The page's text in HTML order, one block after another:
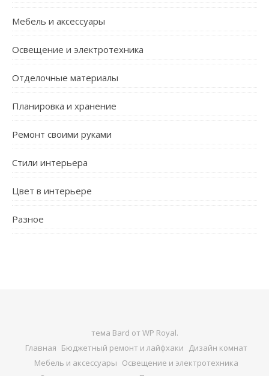
Мебель и аксессуары
Освещение и электротехника
Отделочные материалы
Планировка и хранение
Ремонт своими руками
Стили интерьера
Цвет в интерьере
Разное
тема Bard от WP Royal.
Главная Бюджетный ремонт и лайфхаки Дизайн комнат
Мебель и аксессуары Освещение и электротехника